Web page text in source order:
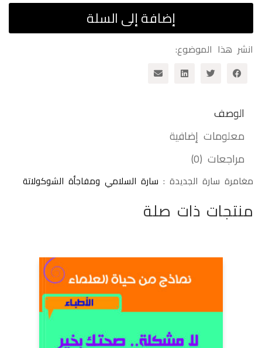
هيا
العمل
إضافة إلى السلة
انشر هذا الموضوع:
الوصف
معلومات إضافية
مراجعات (0)
مغامرة سارة الجديدة : سارة السلامي ومفاجأة الشوكولاتة
منتجات ذات صلة